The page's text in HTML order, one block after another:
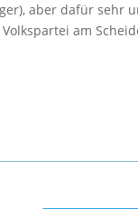
aber dafür sehr
am